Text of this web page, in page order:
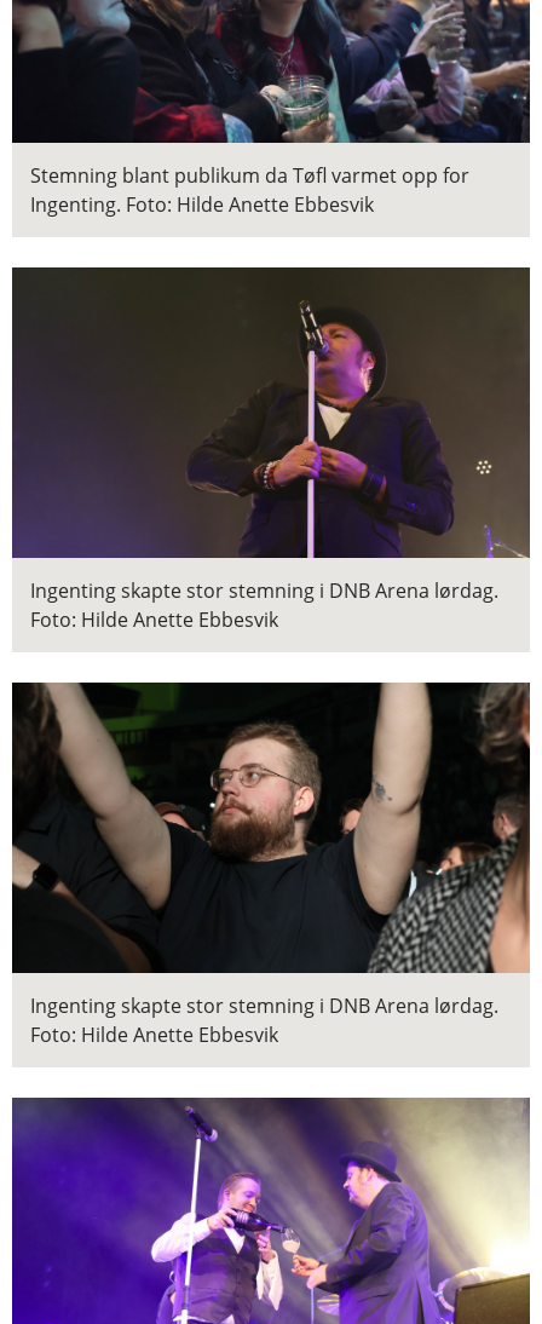
Stemning blant publikum da Tøfl varmet opp for
Ingenting. Foto: Hilde Anette Ebbesvik
Ingenting skapte stor stemning i DNB Arena lørdag.
Foto: Hilde Anette Ebbesvik
Ingenting skapte stor stemning i DNB Arena lørdag.
Foto: Hilde Anette Ebbesvik